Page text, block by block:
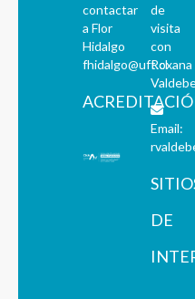
contactar
a Flor
Hidalgo
fhidalgo@uft.cl
de
visita
con
Roxana
Email:
DE